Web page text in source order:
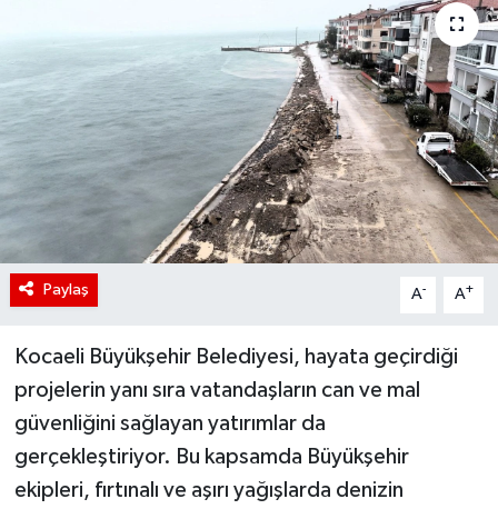
Paylaş A- A+
Kocaeli Büyükşehir Belediyesi, hayata geçirdiği
projelerin yanı sıra vatandaşların can ve mal
güvenliğini sağlayan yatırımlar da
gerçekleştiriyor. Bu kapsamda Büyükşehir
ekipleri, fırtınalı ve aşırı yağışlarda denizin